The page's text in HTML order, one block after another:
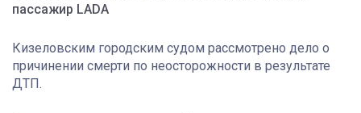
пассажир LADA
Кизеловским городским судом рассмотрено дело о
причинении смерти по неосторожности в результате
ДТП.